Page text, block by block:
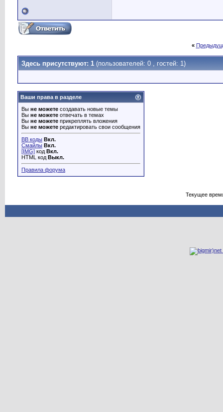
«
Здесь присутствуют: 1 (пользователей: 0 , гостей: 1)
Ваши права в разделе
Вы не можете создавать новые темы
Вы не можете отвечать в темах
Вы не можете прикреплять вложения
Вы не можете редактировать свои сообщения
BB коды Вкл.
Смайлы Вкл.
[IMG] код Вкл.
HTML код Выкл.
Правила форума
Текущее